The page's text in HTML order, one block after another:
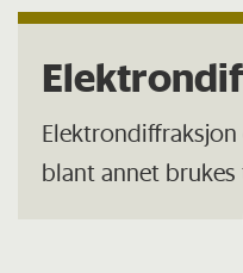
blant annet
molekylstruktur.
skyte elektroner